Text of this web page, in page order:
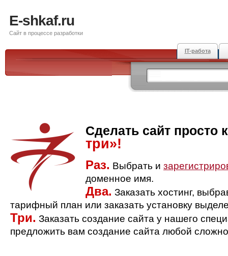
E-shkaf.ru
Сайт в процессе разработки
IT-работа
Сделать сайт просто
три»!
Раз. Выбрать и
доменное имя.
Два. Заказать хостинг,
тарифный план или заказать установку
Три. Заказать создание сайта у нашего
предложить вам создание сайта любой